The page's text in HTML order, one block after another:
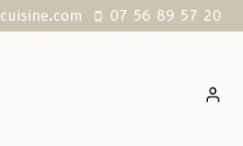
07 56 89 57 20